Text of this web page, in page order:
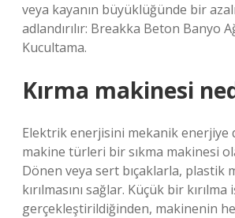
veya kayanın büyüklüğünde bir
adlandırılır: Breakka Beton Banyo
Kucultama.
Kırma makinesi
Elektrik enerjisini mekanik enerjiye
makine türleri bir sıkma makinesi
Dönen veya sert bıçaklarla, plastik
kırılmasını sağlar. Küçük bir kırılma
gerçekleştirildiğinden, makinenin